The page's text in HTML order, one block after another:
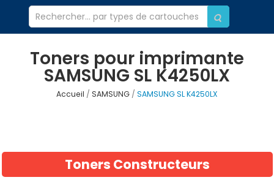
Toners pour imprimante
SAMSUNG SL K4250LX
Accueil SAMSUNG SAMSUNG SL K4250LX
Toners Constructeurs